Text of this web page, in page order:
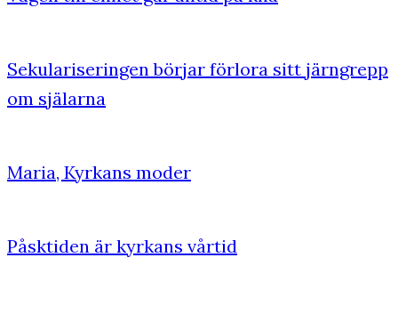
Sekulariseringen börjar förlora sitt järngrepp
om själarna
Maria, Kyrkans moder
Påsktiden är kyrkans vårtid